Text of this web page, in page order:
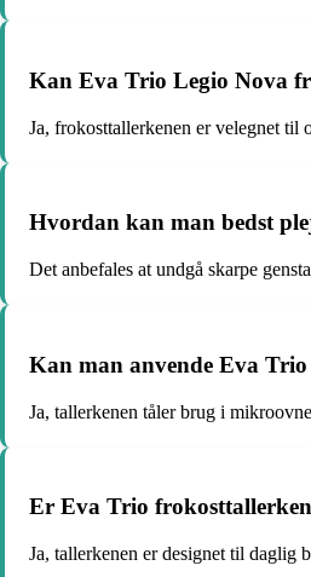
Kan Eva Trio Legio Nova
Ja, frokosttallerkenen er velegnet til
Hvordan kan man bedst
Det anbefales at undgå skarpe
Kan man anvende Eva
Ja, tallerkenen tåler brug i
Er Eva Trio
Ja, tallerkenen er designet til daglig